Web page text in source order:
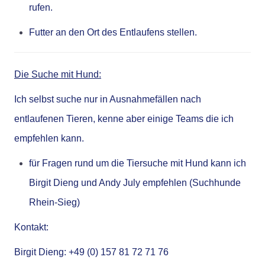
rufen.
Futter an den Ort des Entlaufens stellen.
Die Suche mit Hund:
Ich selbst suche nur in Ausnahmefällen nach
entlaufenen Tieren, kenne aber einige Teams die ich
empfehlen kann.
für Fragen rund um die Tiersuche mit Hund kann ich
Birgit Dieng und Andy July empfehlen (Suchhunde
Rhein-Sieg)
Kontakt:
Birgit Dieng: +49 (0) 157 81 72 71 76